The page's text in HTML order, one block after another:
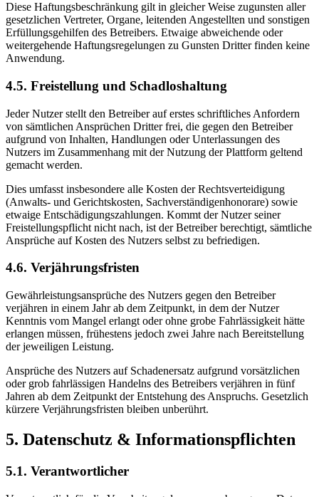
Diese Haftungsbeschränkung gilt in gleicher Weise zugunsten aller
gesetzlichen Vertreter, Organe, leitenden Angestellten und sonstigen
Erfüllungsgehilfen des Betreibers. Etwaige abweichende oder
weitergehende Haftungsregelungen zu Gunsten Dritter finden keine
Anwendung.
4.5. Freistellung und Schadloshaltung
Jeder Nutzer stellt den Betreiber auf erstes schriftliches Anfordern
von sämtlichen Ansprüchen Dritter frei, die gegen den Betreiber
aufgrund von Inhalten, Handlungen oder Unterlassungen des
Nutzers im Zusammenhang mit der Nutzung der Plattform geltend
gemacht werden.
Dies umfasst insbesondere alle Kosten der Rechtsverteidigung
(Anwalts- und Gerichtskosten, Sachverständigenhonorare) sowie
etwaige Entschädigungszahlungen. Kommt der Nutzer seiner
Freistellungspflicht nicht nach, ist der Betreiber berechtigt, sämtliche
Ansprüche auf Kosten des Nutzers selbst zu befriedigen.
4.6. Verjährungsfristen
Gewährleistungsansprüche des Nutzers gegen den Betreiber
verjähren in einem Jahr ab dem Zeitpunkt, in dem der Nutzer
Kenntnis vom Mangel erlangt oder ohne grobe Fahrlässigkeit hätte
erlangen müssen, frühestens jedoch zwei Jahre nach Bereitstellung
der jeweiligen Leistung.
Ansprüche des Nutzers auf Schadenersatz aufgrund vorsätzlichen
oder grob fahrlässigen Handelns des Betreibers verjähren in fünf
Jahren ab dem Zeitpunkt der Entstehung des Anspruchs. Gesetzlich
kürzere Verjährungsfristen bleiben unberührt.
5. Datenschutz & Informationspflichten
5.1. Verantwortlicher